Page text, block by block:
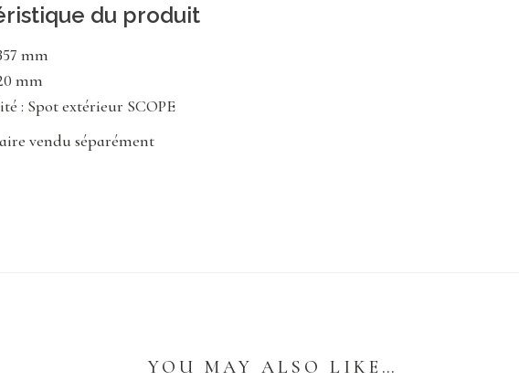
du produit
mm
mm
: Spot extérieur SCOPE
vendu séparément
YOU MAY ALSO LIKE…